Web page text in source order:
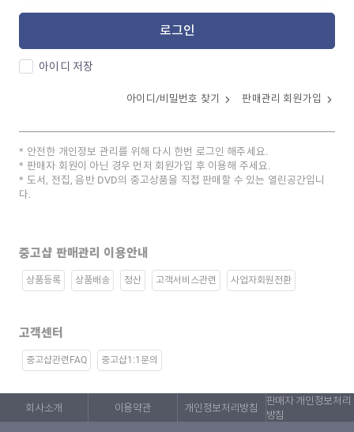
로그인
아이디 저장
아이디/비밀번호 찾기 판매관리 회원가입
안전한 개인정보 관리를 위해 다시 한번 로그인 해주세요.
판매자 회원이 아닌 경우 먼저 회원가입 후 이용해 주세요.
도서, 전집, 음반 DVD의 중고상품을 직접 판매할 수 있는 열린공간입니
다.
중고샵 판매관리 이용안내
상품등록 상품배송 정산 고객서비스관련 사업자회원전환
고객센터
중고샵관련FAQ 중고샵1:1문의
회사소개 이용약관 개인정보처리방침
판매자 개인정보처리
방침